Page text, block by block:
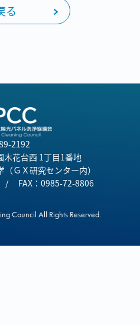
る
2192
木花台西 1丁目1番地
ＧＸ研究センター内）
/ FAX：0985-72-8806
Council All Rights Reserved.